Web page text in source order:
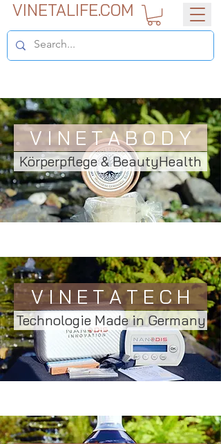
VINETALIFE.COM
V I N E T A B O D Y
Körperpflege & BeautyHealth
V I N E T A T E C H
Technologie Made in Germany